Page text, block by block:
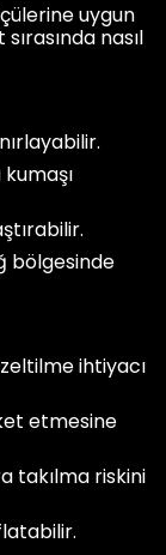
uygun
nasıl
bölgesinde
ihtiyacı
etmesine
takılma riskini